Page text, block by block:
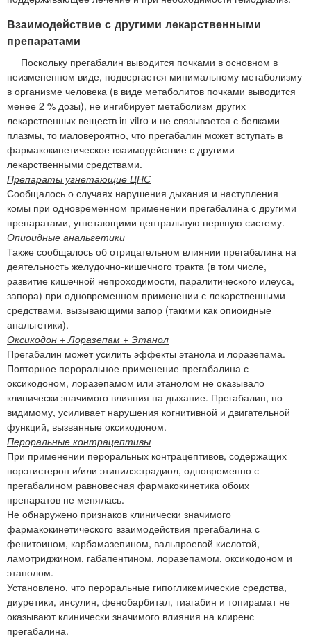
Взаимодействие с другими лекарственными
препаратами
Поскольку прегабалин выводится почками в основном в
неизмененном виде, подвергается минимальному метаболизму
в организме человека (в виде метаболитов почками выводится
менее 2 % дозы), не ингибирует метаболизм других
лекарственных веществ in vitro и не связывается с белками
плазмы, то маловероятно, что прегабалин может вступать в
фармакокинетическое взаимодействие с другими
лекарственными средствами.
Препараты угнетающие ЦНС
Сообщалось о случаях нарушения дыхания и наступления
комы при одновременном применении прегабалина с другими
препаратами, угнетающими центральную нервную систему.
Опиоидные анальгетики
Также сообщалось об отрицательном влиянии прегабалина на
деятельность желудочно-кишечного тракта (в том числе,
развитие кишечной непроходимости, паралитического илеуса,
запора) при одновременном применении с лекарственными
средствами, вызывающими запор (такими как опиоидные
анальгетики).
Оксикодон + Лоразепам + Этанол
Прегабалин может усилить эффекты этанола и лоразепама.
Повторное пероральное применение прегабалина с
оксикодоном, лоразепамом или этанолом не оказывало
клинически значимого влияния на дыхание. Прегабалин, по-
видимому, усиливает нарушения когнитивной и двигательной
функций, вызванные оксикодоном.
Пероральные контрацептивы
При применении пероральных контрацептивов, содержащих
норэтистерон и/или этинилэстрадиол, одновременно с
прегабалином равновесная фармакокинетика обоих
препаратов не менялась.
Не обнаружено признаков клинически значимого
фармакокинетического взаимодействия прегабалина с
фенитоином, карбамазепином, вальпроевой кислотой,
ламотриджином, габапентином, лоразепамом, оксикодоном и
этанолом.
Установлено, что пероральные гипогликемические средства,
диуретики, инсулин, фенобарбитал, тиагабин и топирамат не
оказывают клинически значимого влияния на клиренс
прегабалина.